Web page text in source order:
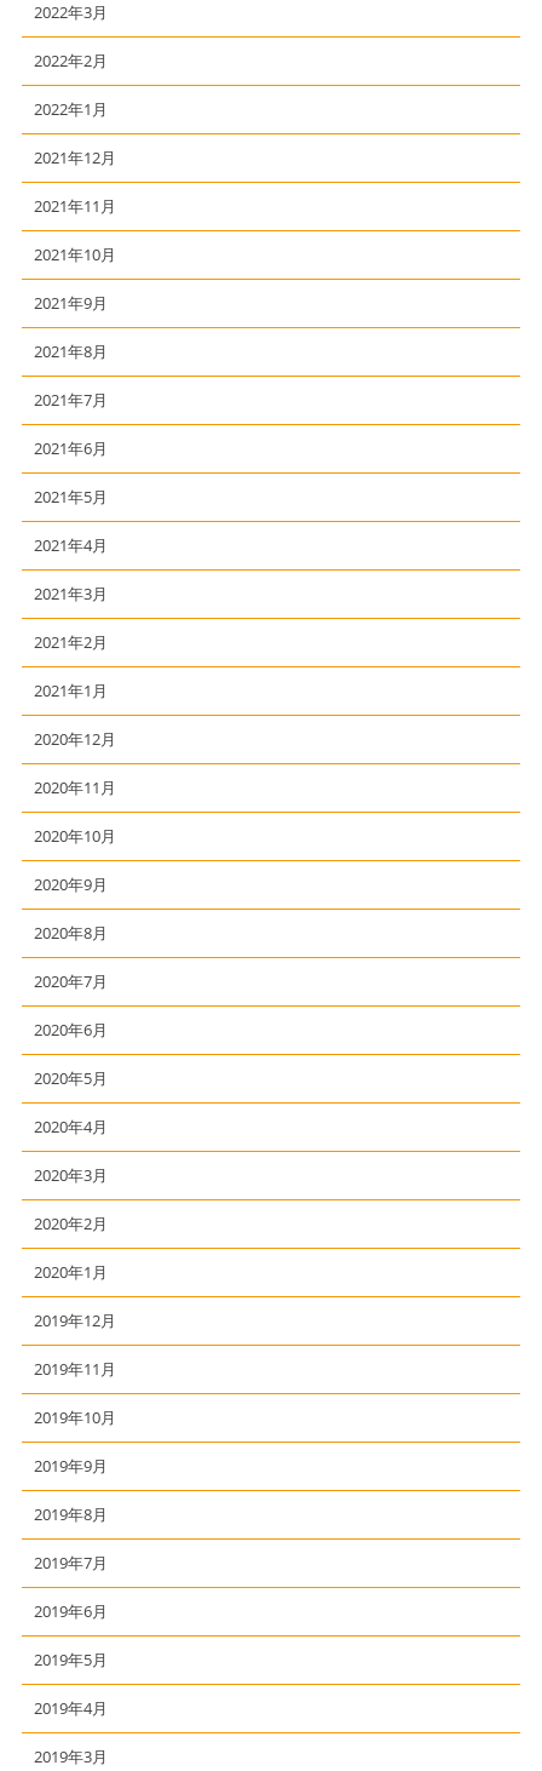
2022年3月
2022年2月
2022年1月
2021年12月
2021年11月
2021年10月
2021年9月
2021年8月
2021年7月
2021年6月
2021年5月
2021年4月
2021年3月
2021年2月
2021年1月
2020年12月
2020年11月
2020年10月
2020年9月
2020年8月
2020年7月
2020年6月
2020年5月
2020年4月
2020年3月
2020年2月
2020年1月
2019年12月
2019年11月
2019年10月
2019年9月
2019年8月
2019年7月
2019年6月
2019年5月
2019年4月
2019年3月